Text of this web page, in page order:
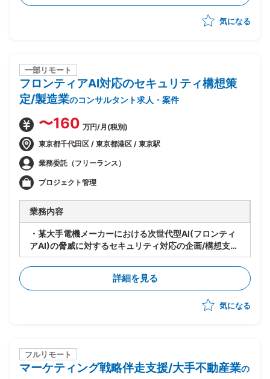
・2クラス、50人弱程度の生徒が対象
・その他、授業に使うコンテンツの制作やテスト作成、
気になる
一部リモート
フロンティアAI対応のセキュリティ構想策
定/製造業のコンサルタント求人・案件
〜160 万円/月(税別)
東京都千代田区 / 東京都港区 / 東京駅
業務委託（フリーランス）
プロジェクト管理
業務内容
・某大手電機メーカーにおける次世代型AI(フロンティ
アAI)の脅威に対するセキュリティ対応の企画/構想支援
・ユーザー側の構想策定リードとして、各施策の実行計
画の具体化と社内上申資料の作成を担当
・生成AIを中心に、ポスト世代の次世代型AIがもたらす
脅威の検討、対応方針の取りまとめ
・資産管理、脆弱性対応、運用・監視(SOC/AI-SOC)
詳細を見る
気になる
フルリモート
マーケティング戦略伴走支援/大手不動産業の